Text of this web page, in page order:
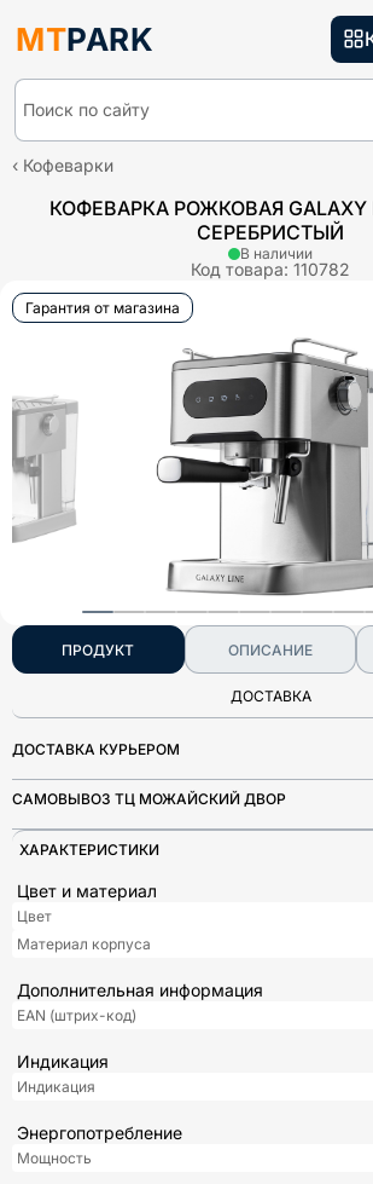
MTPARK
Поиск по сайту
Кофеварки
КОФЕВАРКА РОЖКОВАЯ GALAXY
СЕРЕБРИСТЫЙ
Код товара: 110782
В наличии
Гарантия от магазина
ПРОДУКТ ОПИСАНИЕ
ДОСТАВКА
ДОСТАВКА КУРЬЕРОМ
САМОВЫВОЗ ТЦ МОЖАЙСКИЙ ДВОР
ХАРАКТЕРИСТИКИ
Цвет и материал
Цвет
Материал корпуса
Дополнительная информация
EAN (штрих-код)
Индикация
Индикация
Энергопотребление
Мощность